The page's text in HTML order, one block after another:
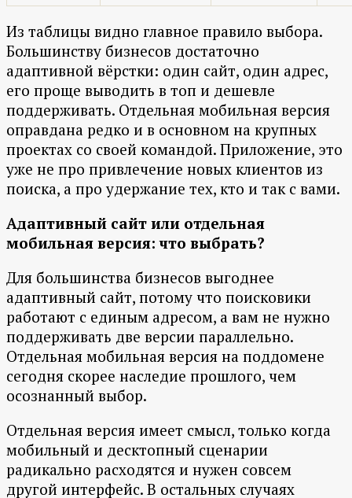
Из таблицы видно главное правило выбора.
Большинству бизнесов достаточно
адаптивной вёрстки: один сайт, один адрес,
его проще выводить в топ и дешевле
поддерживать. Отдельная мобильная версия
оправдана редко и в основном на крупных
проектах со своей командой. Приложение, это
уже не про привлечение новых клиентов из
поиска, а про удержание тех, кто и так с вами.
Адаптивный сайт или отдельная
мобильная версия: что выбрать?
Для большинства бизнесов выгоднее
адаптивный сайт, потому что поисковики
работают с единым адресом, а вам не нужно
поддерживать две версии параллельно.
Отдельная мобильная версия на поддомене
сегодня скорее наследие прошлого, чем
осознанный выбор.
Отдельная версия имеет смысл, только когда
мобильный и десктопный сценарии
радикально расходятся и нужен совсем
другой интерфейс. В остальных случаях